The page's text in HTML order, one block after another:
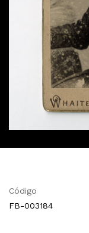
Código
FB-003184